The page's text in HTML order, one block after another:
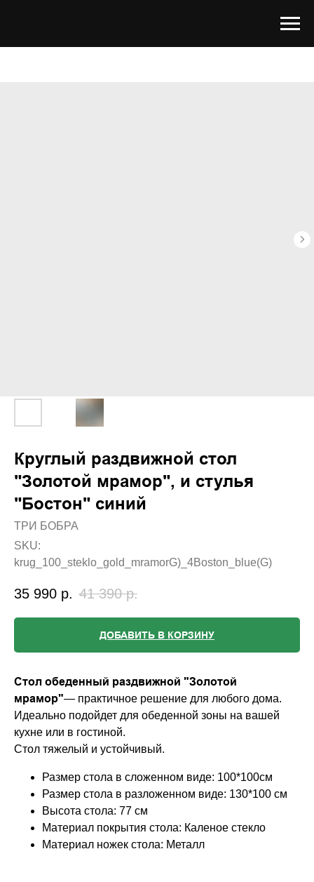
Круглый раздвижной стол
"Золотой мрамор", и стулья
"Бостон" синий
ТРИ БОБРА
SKU:
krug_100_steklo_gold_mramorG)_4Boston_blue(G)
35 990 р. 41 390 р.
ДОБАВИТЬ В КОРЗИНУ
Стол обеденный раздвижной "Золотой
мрамор"— практичное решение для любого дома.
Идеально подойдет для обеденной зоны на вашей
кухне или в гостиной.
Стол тяжелый и устойчивый.
Размер стола в сложенном виде: 100*100см
Размер стола в разложенном виде: 130*100 см
Высота стола: 77 см
Материал покрытия стола: Каленое стекло
Материал ножек стола: Металл